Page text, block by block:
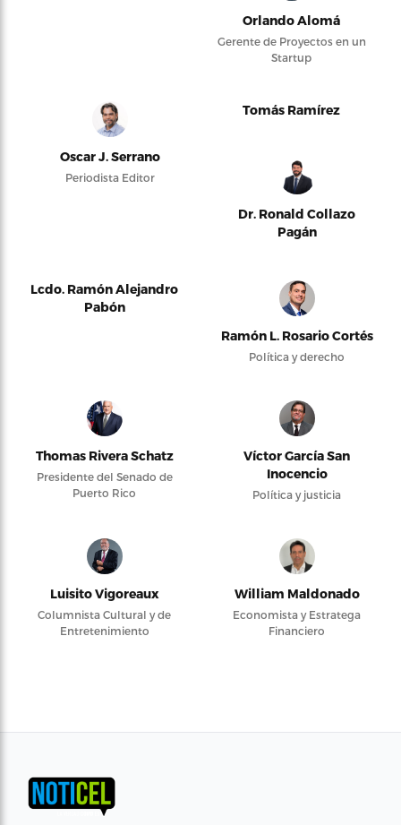
Orlando Alomá
Gerente de Proyectos en un
Startup
Oscar J. Serrano
Periodista Editor
Tomás Ramírez
Dr. Ronald Collazo
Pagán
Lcdo. Ramón Alejandro
Pabón
Ramón L. Rosario Cortés
Política y derecho
Thomas Rivera Schatz
Presidente del Senado de
Puerto Rico
Víctor García San
Inocencio
Política y justicia
Luisito Vigoreaux
Columnista Cultural y de
Entretenimiento
William Maldonado
Economista y Estratega
Financiero